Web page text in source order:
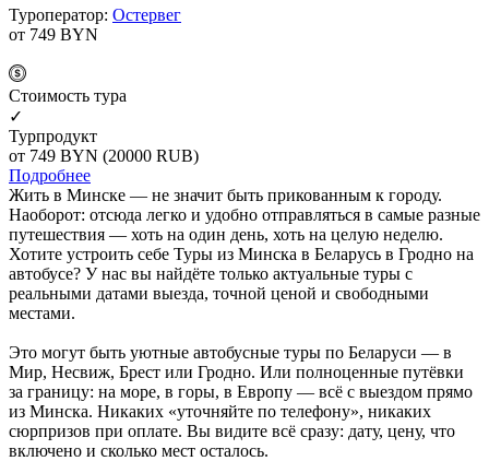
Туроператор: Остервег
от 749 BYN
Cтоимость тура
✓
Турпродукт
от 749 BYN (20000 RUB)
Подробнее
Жить в Минске — не значит быть прикованным к городу.
Наоборот: отсюда легко и удобно отправляться в самые разные
путешествия — хоть на один день, хоть на целую неделю.
Хотите устроить себе Туры из Минска в Беларусь в Гродно на
автобусе? У нас вы найдёте только актуальные туры с
реальными датами выезда, точной ценой и свободными
местами.
Это могут быть уютные автобусные туры по Беларуси — в
Мир, Несвиж, Брест или Гродно. Или полноценные путёвки
за границу: на море, в горы, в Европу — всё с выездом прямо
из Минска. Никаких «уточняйте по телефону», никаких
сюрпризов при оплате. Вы видите всё сразу: дату, цену, что
включено и сколько мест осталось.